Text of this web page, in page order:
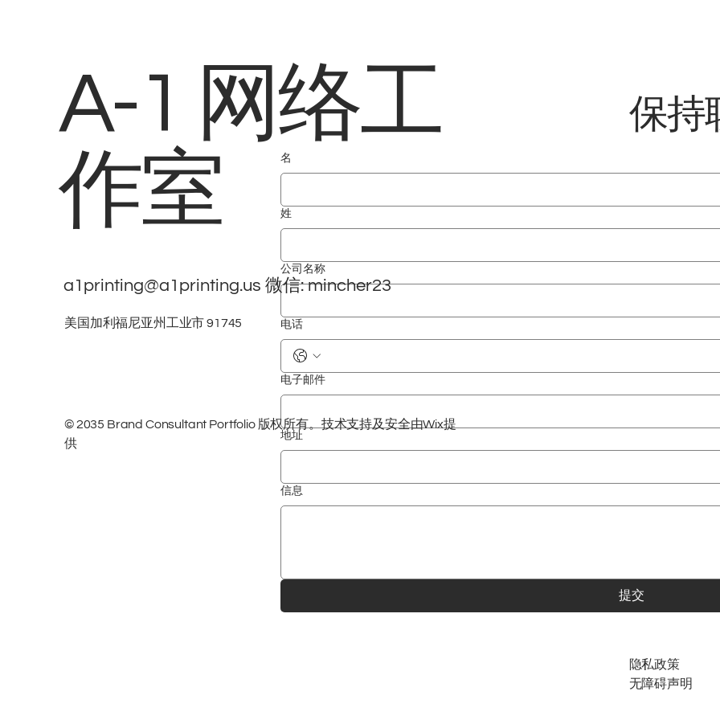
A-1 网络工
作室
a1printing@a1printing.us 微信: mincher23
美国加利福尼亚州工业市 91745
© 2035 Brand Consultant Portfolio 版权所有。技术支持及安全由Wix提
供
保持
名
姓
公司名称
电话
电子邮件
地址
信息
提交
隐私政策
无障碍声明